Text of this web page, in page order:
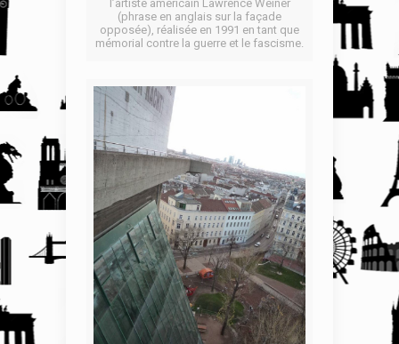
l’artiste américain Lawrence Weiner
(phrase en anglais sur la façade
opposée), réalisée en 1991 en tant que
mémorial contre la guerre et le fascisme.